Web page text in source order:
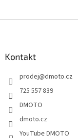
Kontakt
prodej@dmoto.cz
725 557 839
DMOTO
dmoto.cz
YouTube DMOTO